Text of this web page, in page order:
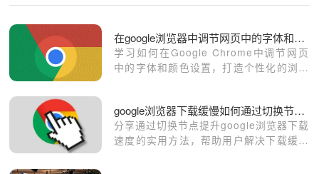
在google浏览器中调节网页中的字体和颜色设置
学习如何在Google Chrome中调节网页
中的字体和颜色设置，打造个性化的浏览
google浏览器下载缓慢如何通过切换节点提速
分享通过切换节点提升google浏览器下载
速度的实用方法，帮助用户解决下载缓慢